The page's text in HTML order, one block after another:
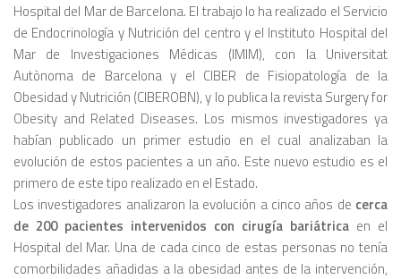
Hospital del Mar de Barcelona. El trabajo lo ha realizado el Servicio
de Endocrinología y Nutrición del centro y el Instituto Hospital del
Mar de Investigaciones Médicas (IMIM), con la Universitat
Autònoma de Barcelona y el CIBER de Fisiopatología de la
Obesidad y Nutrición (CIBEROBN), y lo publica la revista Surgery for
Obesity and Related Diseases. Los mismos investigadores ya
habían publicado un primer estudio en el cual analizaban la
evolución de estos pacientes a un año. Este nuevo estudio es el
primero de este tipo realizado en el Estado.
Los investigadores analizaron la evolución a cinco años de cerca
de 200 pacientes intervenidos con cirugía bariátrica en el
Hospital del Mar. Una de cada cinco de estas personas no tenía
comorbilidades añadidas a la obesidad antes de la intervención,